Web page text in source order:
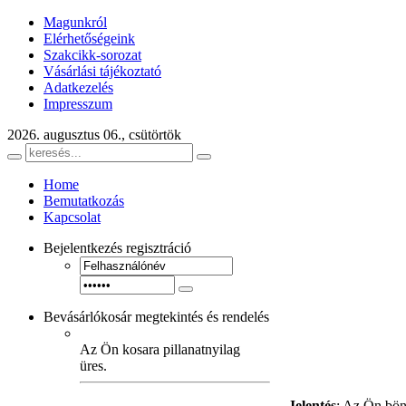
Magunkról
Elérhetőségeink
Szakcikk-sorozat
Vásárlási tájékoztató
Adatkezelés
Impresszum
2026. augusztus 06., csütörtök
Home
Bemutatkozás
Kapcsolat
Bejelentkezés regisztráció
Bevásárlókosár megtekintés és rendelés
Az Ön kosara pillanatnyilag
üres.